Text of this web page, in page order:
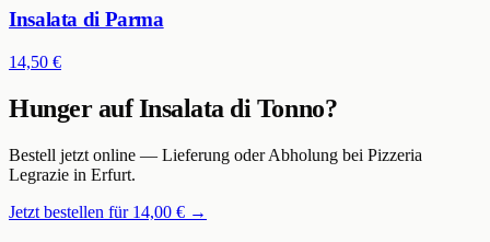
Insalata di Parma
14,50 €
Hunger aufInsalata di Tonno?
Bestell jetzt online — Lieferung oder Abholung bei Pizzeria
Legrazie in Erfurt.
Jetzt bestellen für 14,00 € →